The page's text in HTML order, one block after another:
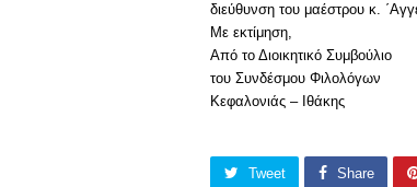
διεύθυνση του μαέστρου κ.
Με εκτίμηση,
Από το Διοικητικό Συμβούλιο
του Συνδέσμου Φιλολόγων
Κεφαλονιάς – Ιθάκης
Tweet Share